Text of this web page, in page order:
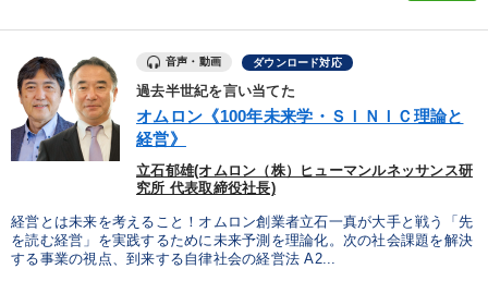
音声・動画 ダウンロード対応
過去半世紀を言い当てた
オムロン《100年未来学・ＳＩＮＩＣ理論と
経営》
立石郁雄(オムロン（株）ヒューマンルネッサンス研
究所 代表取締役社長)
経営とは未来を考えること！オムロン創業者立石一真が大手と戦う「先
を読む経営」を実践するために未来予測を理論化。次の社会課題を解決
する事業の視点、到来する自律社会の経営法 A2...